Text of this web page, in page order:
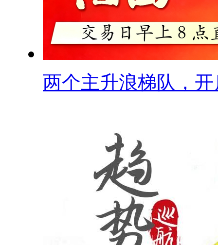
两个主升浪梯队，开